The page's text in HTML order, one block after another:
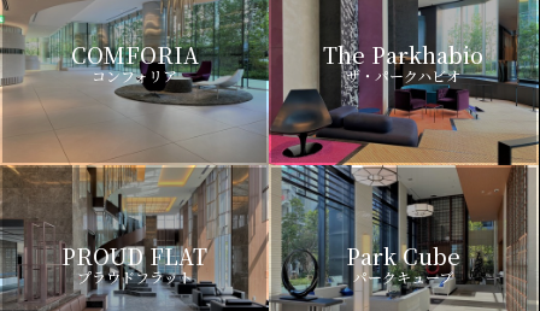
COMFORIA
コンフォリア
The Parkhabio
ザ・パークハビオ
PROUD FLAT
プラウドフラット
Park Cube
パークキューブ